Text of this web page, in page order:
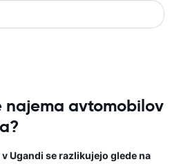
najema avtomobilov
Ugandi se razlikujejo glede na